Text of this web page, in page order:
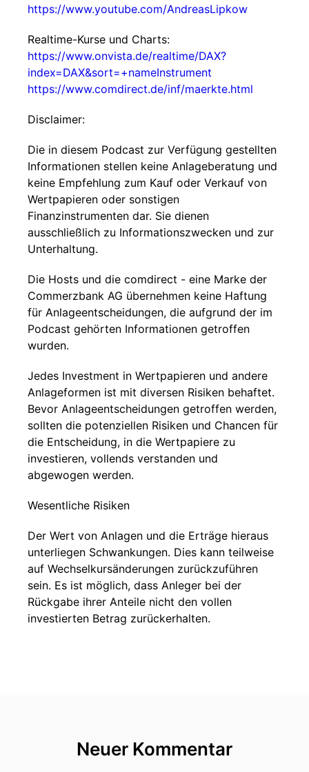
https://www.youtube.com/AndreasLipkow
Realtime-Kurse und Charts:
https://www.onvista.de/realtime/DAX?
index=DAX&sort=+nameInstrument
https://www.comdirect.de/inf/maerkte.html
Disclaimer:
Die in diesem Podcast zur Verfügung gestellten
Informationen stellen keine Anlageberatung und
keine Empfehlung zum Kauf oder Verkauf von
Wertpapieren oder sonstigen
Finanzinstrumenten dar. Sie dienen
ausschließlich zu Informationszwecken und zur
Unterhaltung.
Die Hosts und die comdirect - eine Marke der
Commerzbank AG übernehmen keine Haftung
für Anlageentscheidungen, die aufgrund der im
Podcast gehörten Informationen getroffen
wurden.
Jedes Investment in Wertpapieren und andere
Anlageformen ist mit diversen Risiken behaftet.
Bevor Anlageentscheidungen getroffen werden,
sollten die potenziellen Risiken und Chancen für
die Entscheidung, in die Wertpapiere zu
investieren, vollends verstanden und
abgewogen werden.
Wesentliche Risiken
Der Wert von Anlagen und die Erträge hieraus
unterliegen Schwankungen. Dies kann teilweise
auf Wechselkursänderungen zurückzuführen
sein. Es ist möglich, dass Anleger bei der
Rückgabe ihrer Anteile nicht den vollen
investierten Betrag zurückerhalten.
Neuer Kommentar